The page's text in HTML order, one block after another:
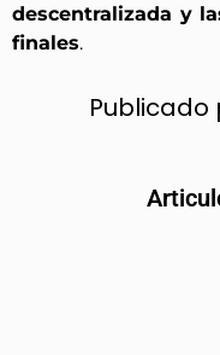
descentralizada y
finales.
Publicado